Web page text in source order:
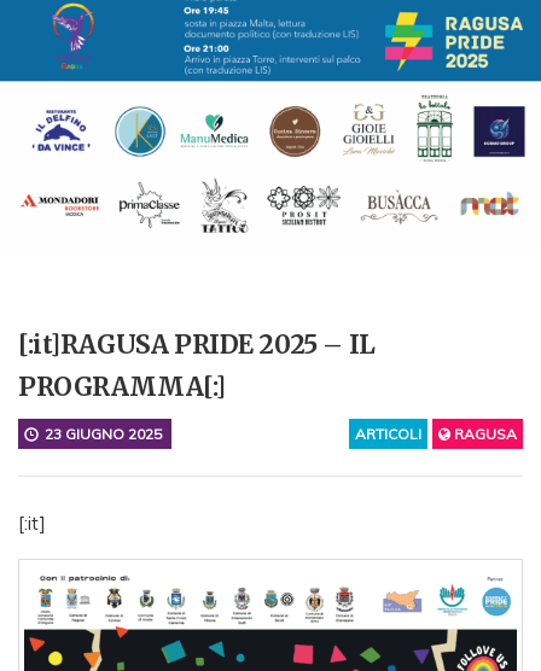
[:it]RAGUSA PRIDE 2025 – IL
PROGRAMMA[:]
ARTICOLI RAGUSA
23 GIUGNO 2025
[:it]